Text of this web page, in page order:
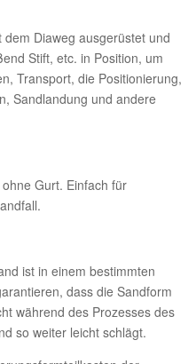
Diaweg ausgerüstet und
Stift, etc. in Position, um
Transport, die Positionierung,
Sandlandung und andere
Gurt. Einfach für
ist in einem bestimmten
dass die Sandform
während des Prozesses des
so weiter leicht schlägt.